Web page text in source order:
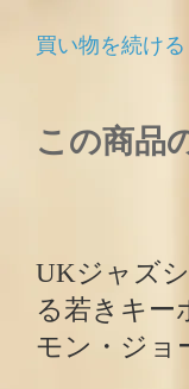
買い物を続ける
この商品
UKジャズ
る若きキー
モン・ジョ